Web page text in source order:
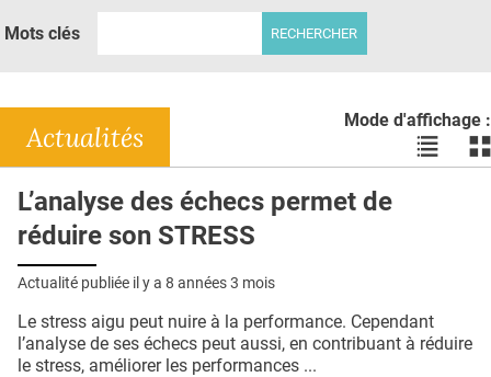
DOSSIERS
RÉSEAUX
E-REVUE SAD
QUI SOMMES-NOUS ?
Mots clés
Mode d'affichage :
Voir
les
les
Actualités
L’analyse des échecs permet de
réduire son STRESS
Actualité publiée il y a 8 années 3 mois
Le stress aigu peut nuire à la performance. Cependant
l’analyse de ses échecs peut aussi, en contribuant à réduire
le stress, améliorer les performances ...